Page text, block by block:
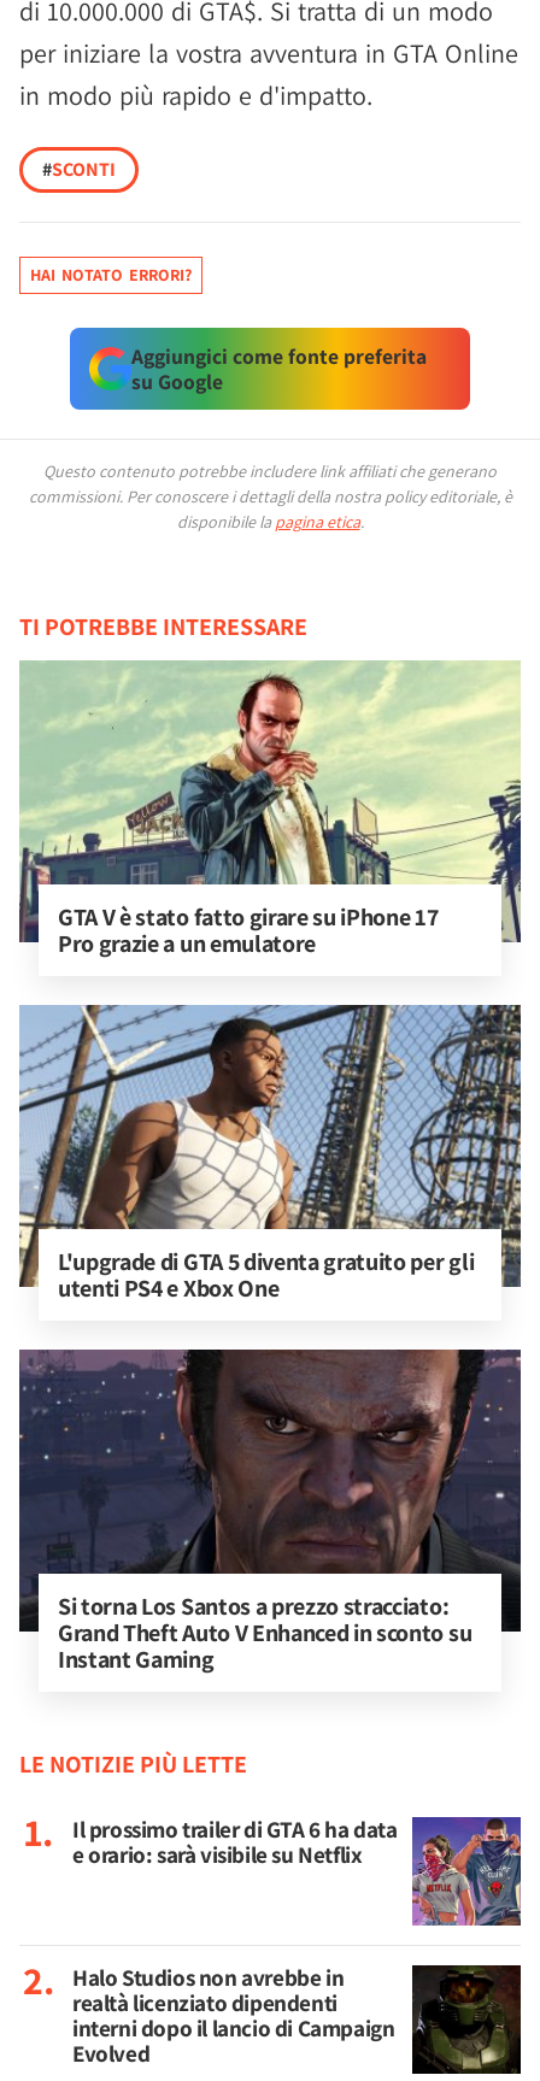
di 10.000.000 di GTA$. Si tratta di un modo
per iniziare la vostra avventura in GTA Online
in modo più rapido e d'impatto.
#SCONTI
HAI NOTATO ERRORI?
Aggiungici come fonte preferita
su Google
Questo contenuto potrebbe includere link affiliati che generano
commissioni. Per conoscere i dettagli della nostra policy editoriale, è
disponibile la pagina etica.
TI POTREBBE INTERESSARE
GTA V è stato fatto girare su iPhone 17
Pro grazie a un emulatore
L'upgrade di GTA 5 diventa gratuito per gli
utenti PS4 e Xbox One
Si torna Los Santos a prezzo stracciato:
Grand Theft Auto V Enhanced in sconto su
Instant Gaming
LE NOTIZIE PIÙ LETTE
Il prossimo trailer di GTA 6 ha data
e orario: sarà visibile su Netflix
Halo Studios non avrebbe in
realtà licenziato dipendenti
interni dopo il lancio di Campaign
Evolved